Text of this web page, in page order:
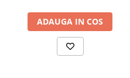
ADAUGA IN COS